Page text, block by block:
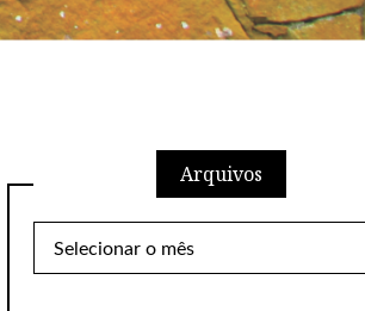
Arquivos
Arquivos